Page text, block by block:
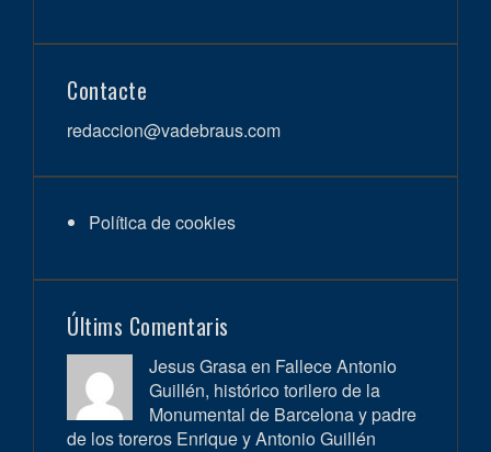
Contacte
redaccion@vadebraus.com
Política de cookies
Últims Comentaris
Jesus Grasa en Fallece Antonio
Guillén, histórico torilero de la
Monumental de Barcelona y padre
de los toreros Enrique y Antonio Guillén